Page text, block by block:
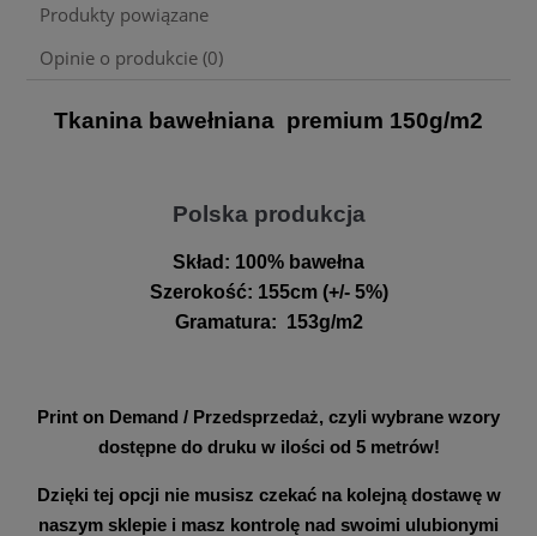
Produkty powiązane
Opinie o produkcie (0)
Tkanina bawełniana premium 150g/m2
Polska produkcja
Skład: 100% bawełna
Szerokość: 155cm (+/- 5%)
Gramatura: 153g/m2
Print on Demand / Przedsprzedaż, czyli wybrane wzory
dostępne do druku w ilości od 5 metrów!
Dzięki tej opcji nie musisz czekać na kolejną dostawę w
naszym sklepie i masz kontrolę nad swoimi ulubionymi